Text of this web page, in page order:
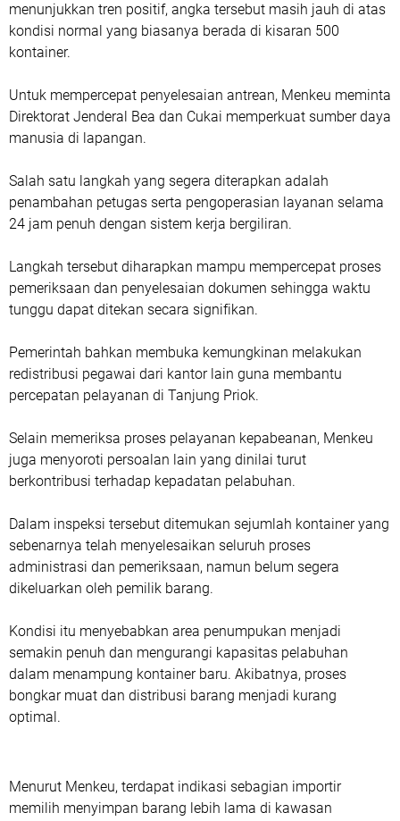
menunjukkan tren positif, angka tersebut masih jauh di atas
kondisi normal yang biasanya berada di kisaran 500
kontainer.
Untuk mempercepat penyelesaian antrean, Menkeu meminta
Direktorat Jenderal Bea dan Cukai memperkuat sumber daya
manusia di lapangan.
Salah satu langkah yang segera diterapkan adalah
penambahan petugas serta pengoperasian layanan selama
24 jam penuh dengan sistem kerja bergiliran.
Langkah tersebut diharapkan mampu mempercepat proses
pemeriksaan dan penyelesaian dokumen sehingga waktu
tunggu dapat ditekan secara signifikan.
Pemerintah bahkan membuka kemungkinan melakukan
redistribusi pegawai dari kantor lain guna membantu
percepatan pelayanan di Tanjung Priok.
Selain memeriksa proses pelayanan kepabeanan, Menkeu
juga menyoroti persoalan lain yang dinilai turut
berkontribusi terhadap kepadatan pelabuhan.
Dalam inspeksi tersebut ditemukan sejumlah kontainer yang
sebenarnya telah menyelesaikan seluruh proses
administrasi dan pemeriksaan, namun belum segera
dikeluarkan oleh pemilik barang.
Kondisi itu menyebabkan area penumpukan menjadi
semakin penuh dan mengurangi kapasitas pelabuhan
dalam menampung kontainer baru. Akibatnya, proses
bongkar muat dan distribusi barang menjadi kurang
optimal.
Menurut Menkeu, terdapat indikasi sebagian importir
memilih menyimpan barang lebih lama di kawasan